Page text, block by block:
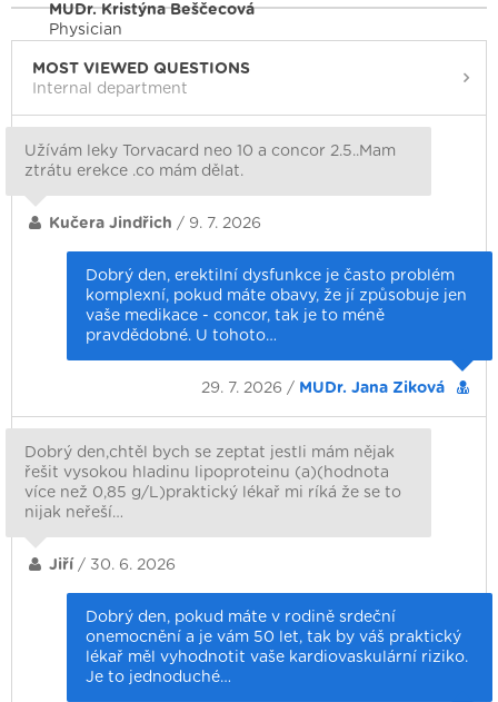
MUDr. Kristýna Beščecová
Physician
MOST VIEWED QUESTIONS
Internal department
Užívám leky Torvacard neo 10 a concor 2.5..Mam
ztrátu erekce .co mám dělat.
Kučera Jindřich / 9. 7. 2026
Dobrý den, erektilní dysfunkce je často problém
komplexní, pokud máte obavy, že jí způsobuje jen
vaše medikace - concor, tak je to méně
pravdědobné. U tohoto…
29. 7. 2026 / MUDr. Jana Ziková
Dobrý den,chtěl bych se zeptat jestli mám nějak
řešit vysokou hladinu lipoproteinu (a)(hodnota
více než 0,85 g/L)praktický lékař mi ríká že se to
nijak neřeší…
Jiří / 30. 6. 2026
Dobrý den, pokud máte v rodině srdeční
onemocnění a je vám 50 let, tak by váš praktický
lékař měl vyhodnotit vaše kardiovaskulární riziko.
Je to jednoduché…